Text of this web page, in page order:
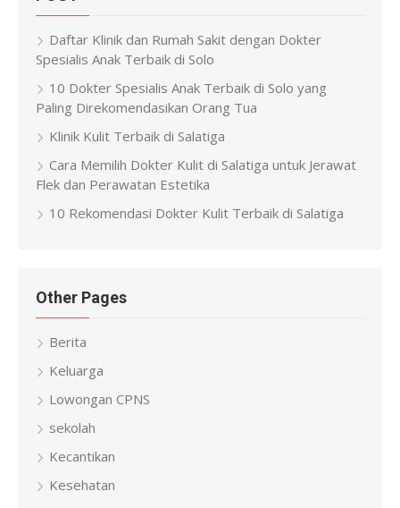
Daftar Klinik dan Rumah Sakit dengan Dokter
Spesialis Anak Terbaik di Solo
10 Dokter Spesialis Anak Terbaik di Solo yang
Paling Direkomendasikan Orang Tua
Klinik Kulit Terbaik di Salatiga
Cara Memilih Dokter Kulit di Salatiga untuk Jerawat
Flek dan Perawatan Estetika
10 Rekomendasi Dokter Kulit Terbaik di Salatiga
Other Pages
Berita
Keluarga
Lowongan CPNS
sekolah
Kecantikan
Kesehatan